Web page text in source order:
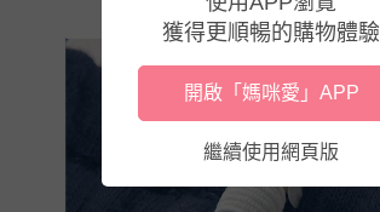
獲得更順暢的購物體驗
開啟「媽咪愛」APP
繼續使用網頁版